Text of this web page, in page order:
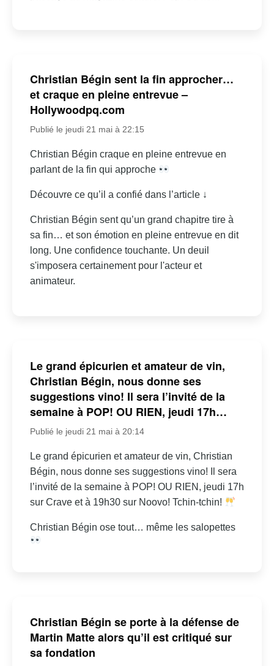
Christian Bégin sent la fin approcher…
et craque en pleine entrevue –
Hollywoodpq.com
Publié le jeudi 21 mai à 22:15
Christian Bégin craque en pleine entrevue en
parlant de la fin qui approche
Découvre ce qu’il a confié dans l’article ↓
Christian Bégin sent qu’un grand chapitre tire à
sa fin… et son émotion en pleine entrevue en dit
long. Une confidence touchante. Un deuil
s'imposera certainement pour l'acteur et
animateur.
Le grand épicurien et amateur de vin,
Christian Bégin, nous donne ses
suggestions vino! Il sera l’invité de la
semaine à POP! OU RIEN, jeudi 17h…
Publié le jeudi 21 mai à 20:14
Le grand épicurien et amateur de vin, Christian
Bégin, nous donne ses suggestions vino! Il sera
l’invité de la semaine à POP! OU RIEN, jeudi 17h
sur Crave et à 19h30 sur Noovo! Tchin-tchin!
Christian Bégin ose tout… même les salopettes
Christian Bégin se porte à la défense de
Martin Matte alors qu’il est critiqué sur
sa fondation